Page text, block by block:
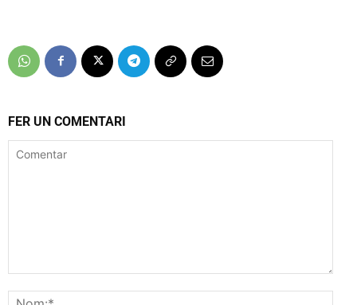
FER UN COMENTARI